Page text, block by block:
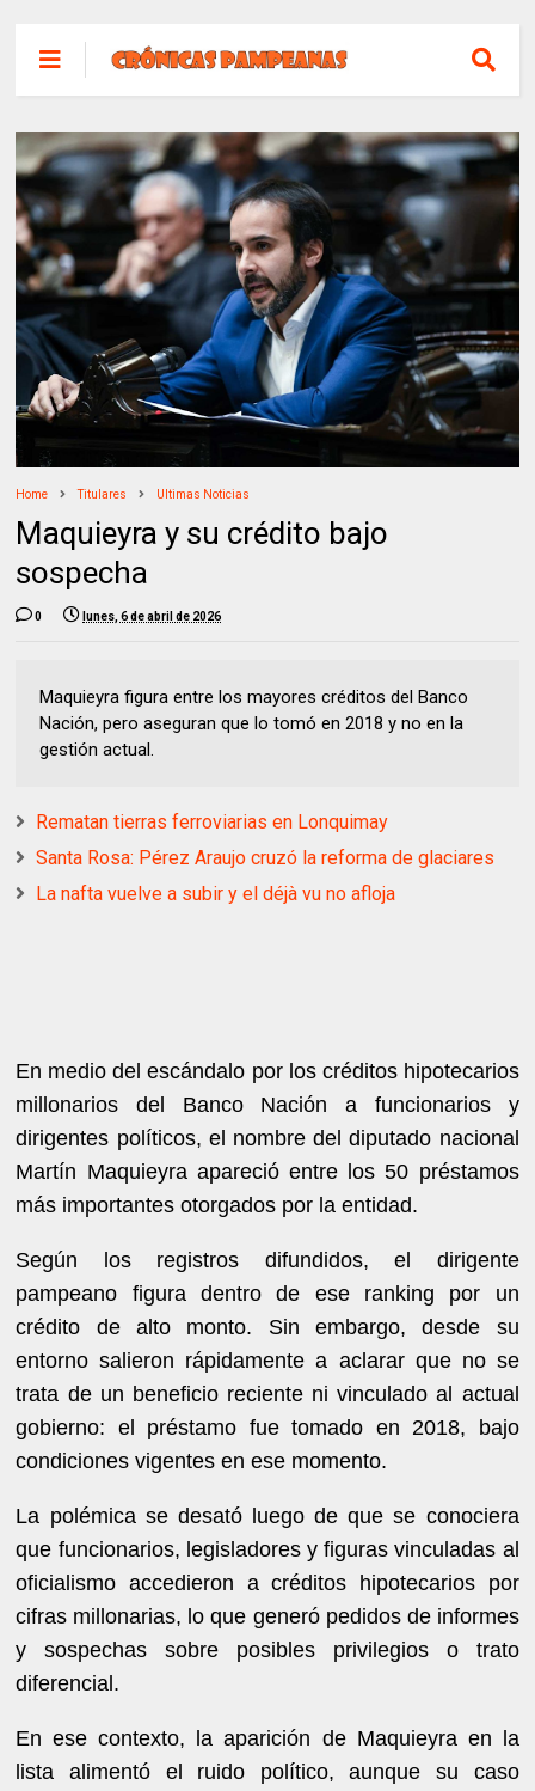
Home Titulares Ultimas Noticias
Maquieyra y su crédito bajo
sospecha
0 lunes, 6 de abril de 2026
Maquieyra figura entre los mayores créditos del Banco
Nación, pero aseguran que lo tomó en 2018 y no en la
gestión actual.
Rematan tierras ferroviarias en Lonquimay
Santa Rosa: Pérez Araujo cruzó la reforma de glaciares
La nafta vuelve a subir y el déjà vu no afloja
En medio del escándalo por los créditos hipotecarios
millonarios del Banco Nación a funcionarios y
dirigentes políticos, el nombre del diputado nacional
Martín Maquieyra apareció entre los 50 préstamos
más importantes otorgados por la entidad.
Según los registros difundidos, el dirigente
pampeano figura dentro de ese ranking por un
crédito de alto monto. Sin embargo, desde su
entorno salieron rápidamente a aclarar que no se
trata de un beneficio reciente ni vinculado al actual
gobierno: el préstamo fue tomado en 2018, bajo
condiciones vigentes en ese momento.
La polémica se desató luego de que se conociera
que funcionarios, legisladores y figuras vinculadas al
oficialismo accedieron a créditos hipotecarios por
cifras millonarias, lo que generó pedidos de informes
y sospechas sobre posibles privilegios o trato
diferencial.
En ese contexto, la aparición de Maquieyra en la
lista alimentó el ruido político, aunque su caso